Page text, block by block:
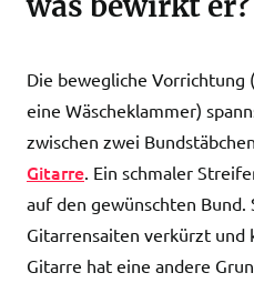
Die bewegliche Vorrichtung
eine Wäscheklammer)
zwischen zwei
Gitarre. Ein schmaler
auf den gewünschten Bund.
Gitarrensaiten verkürzt und
Gitarre hat eine andere